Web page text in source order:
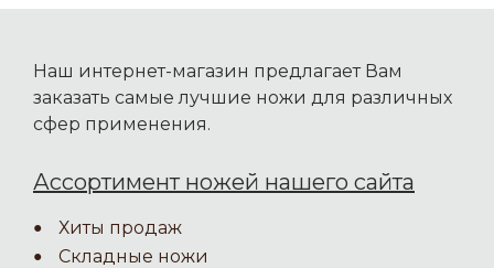
Наш интернет-магазин предлагает Вам
заказать самые лучшие ножи для различных
сфер применения.
Ассортимент ножей нашего сайта
Хиты продаж
Складные ножи